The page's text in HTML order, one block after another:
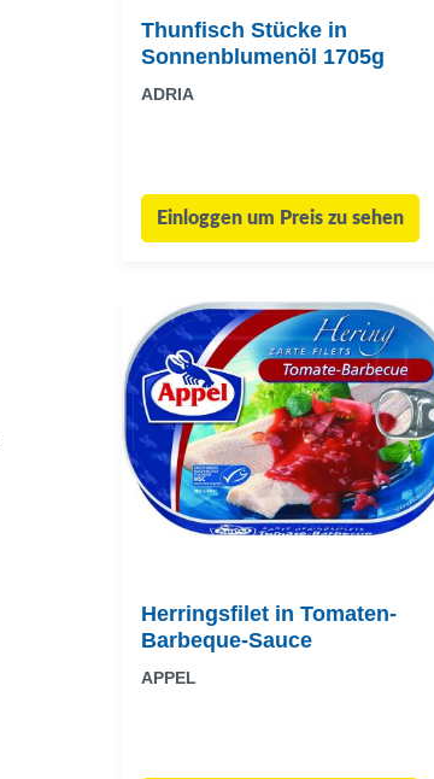
Thunfisch Stücke in
Sonnenblumenöl 1705g
ADRIA
Einloggen um Preis zu sehen
Herringsfilet in Tomaten-
Barbeque-Sauce
APPEL